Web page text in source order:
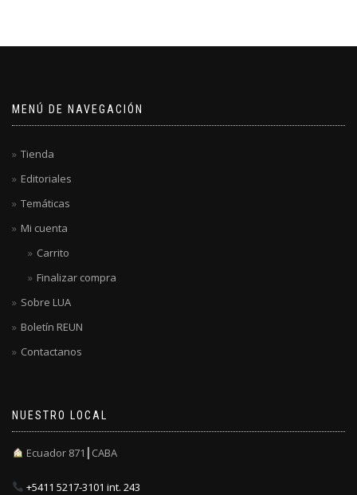
MENÚ DE NAVEGACIÓN
Tienda
Editoriales
Temáticas
Mi cuenta
Carrito
Finalizar compra
Sobre LUA
Boletín REUN
Contactanos
NUESTRO LOCAL
Ecuador 871┃CABA
+5411 5217-3101 int. 243